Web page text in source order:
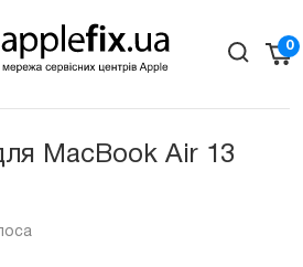
0
MacBook Air 13